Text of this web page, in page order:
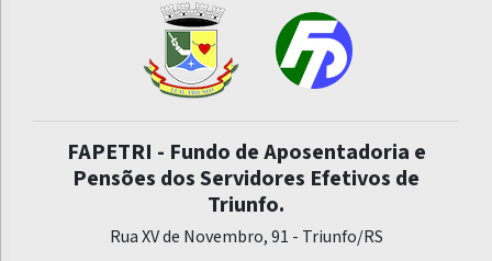
FAPETRI - Fundo de Aposentadoria e
Pensões dos Servidores Efetivos de
Triunfo.
Rua XV de Novembro, 91 - Triunfo/RS